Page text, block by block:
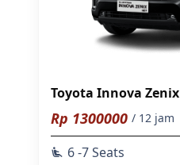
Toyota Innova Zenix
Rp 1300000 / 12 jam
airline_seat_recline_extra 6 -7 Seats